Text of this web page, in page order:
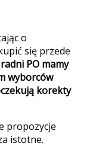
o
się przede
PO mamy
wyborców
korekty
propozycje
istotne.